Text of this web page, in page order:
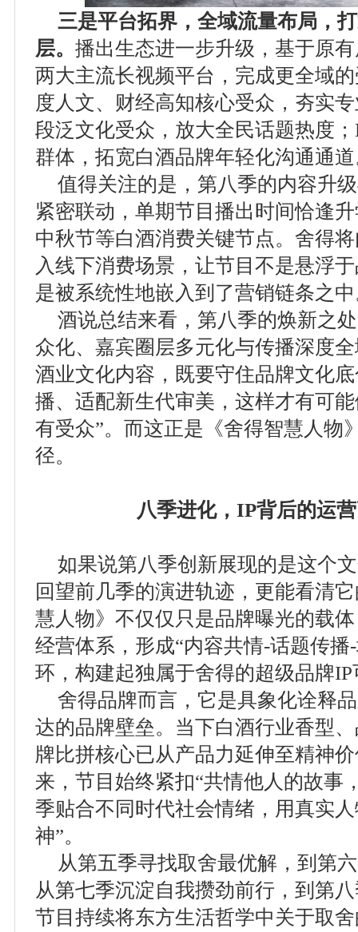
三是平台拓界，全域流量布局，
层。 播出生态进一步升级，基于原
两大主流长视频平台，完成更全域
度人文、财经高知核心受众，夯实
段泛文化受众，放大全民话题热度
群体，拓宽白酒品牌年轻化沟通通
值得关注的是，第八季的内容升
紧密联动，单期节目播出时间恰逢
中秋节等白酒消费关键节点。舍得
入线下消费场景，让节目不是悬浮
是被系统性地嵌入到了营销链条之
酒说总结来看，第八季的焕新之
众化、嘉宾圈层多元化与传播深度
酒业文化内容，既要守住品牌文化
播、适配新生代审美，这样才有可
有受众”。而这正是《舍得智慧人物
径。
八季进化，IP背后的运
如果说第八季创新展现的是这个
回望前几季的演进轨迹，更能看清
慧人物》不仅仅只是品牌曝光的载
经营体系，形成“内容共情-话题传
环，构建起独属于舍得的超级品牌
舍得品牌而言，它是具象化诠释
达的品牌壁垒。当下白酒行业香型
牌比拼核心已从产品力延伸至精神
来，节目始终紧扣“共情他人的故事
季贴合不同时代社会情绪，用真实
神”。
从第五季寻找取舍最优解，到第
从第七季沉淀自我攒劲前行，到第
节目持续将东方生活哲学中关于取